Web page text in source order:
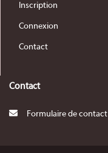
Inscription
Connexion
Contact
Contact
Formulaire de contact